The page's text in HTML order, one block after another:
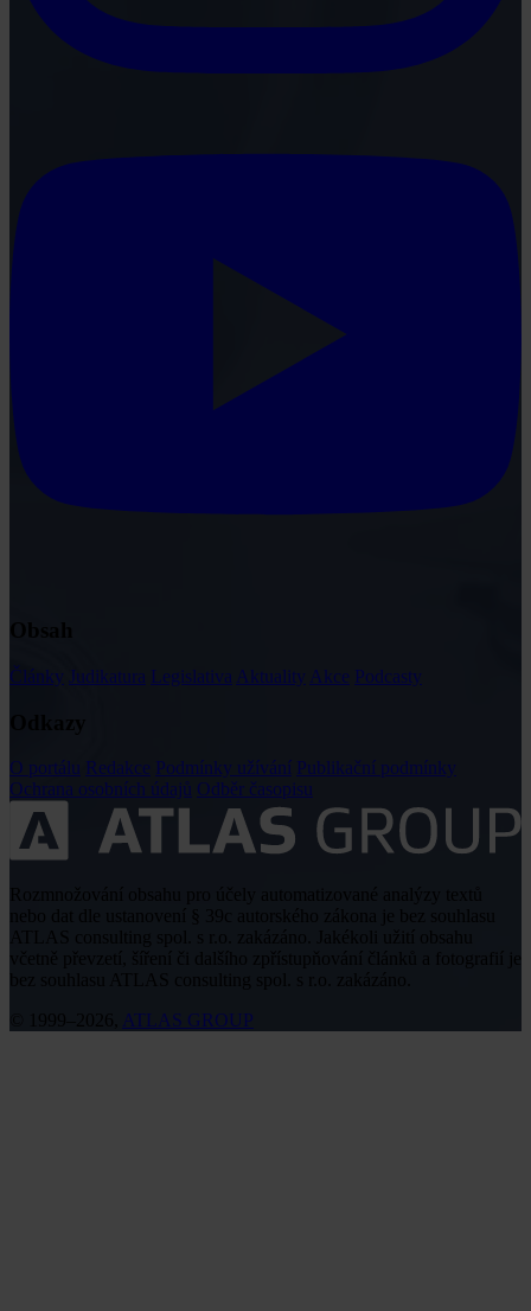
Články Judikatura Legislativa Aktuality Akce Podcasty
O portálu Redakce Podmínky užívání Publikační podmínky
Ochrana osobních údajů Odběr časopisu
včetně převzetí, šíření či dalšího zpřístupňování článků a fotografií je
ATLAS GROUP